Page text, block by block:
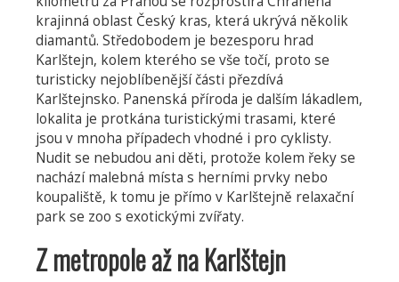
krajinná oblast Český kras, která ukrývá několik
diamantů. Středobodem je bezesporu hrad
Karlštejn, kolem kterého se vše točí, proto se
turisticky nejoblíbenější části přezdívá
Karlštejnsko. Panenská příroda je dalším lákadlem,
lokalita je protkána turistickými trasami, které
jsou v mnoha případech vhodné i pro cyklisty.
Nudit se nebudou ani děti, protože kolem řeky se
nachází malebná místa s herními prvky nebo
koupaliště, k tomu je přímo v Karlštejně relaxační
park se zoo s exotickými zvířaty.
Z metropole až na Karlštejn